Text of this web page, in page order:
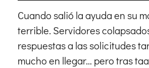
Cuando salió la ayuda en su
terrible. Servidores
respuestas a las solicitudes
mucho en llegar… pero tras